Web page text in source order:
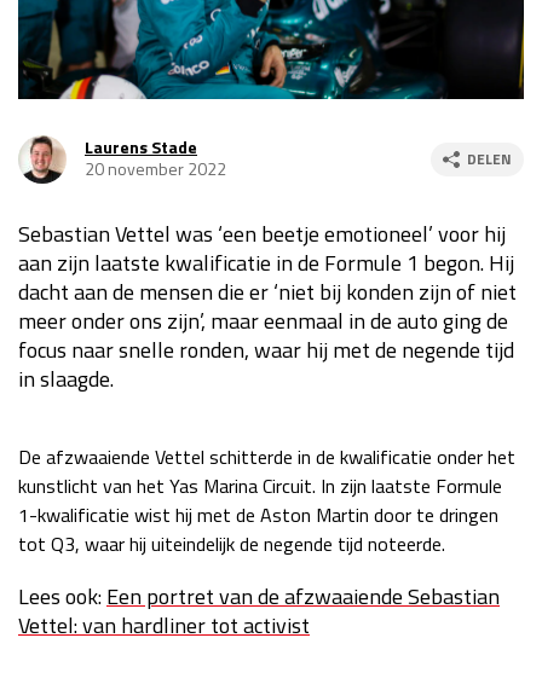
Race
za 13:00 - 15:00
Kwalificatie
za 23:00 - 00:00
Race
zo 21:00 - 23:00
Kwalificatie
za 22:00 - 23:00
Kwalificatie
za 19:00 - 20:00
Race
zo 18:00 - 20:00
LAS VEGAS GRAND PRIX 2026 20 - 22 nov
Kwalificatie
GP ABU DHABI 2026 04 - 06 dec
Laurens Stade
20 november 2022
DELEN
Sebastian Vettel was ‘een beetje emotioneel’ voor hij
aan zijn laatste kwalificatie in de Formule 1 begon. Hij
dacht aan de mensen die er ‘niet bij konden zijn of niet
meer onder ons zijn’, maar eenmaal in de auto ging de
focus naar snelle ronden, waar hij met de negende tijd
in slaagde.
De afzwaaiende Vettel schitterde in de kwalificatie onder het
kunstlicht van het Yas Marina Circuit. In zijn laatste Formule
1-kwalificatie wist hij met de Aston Martin door te dringen
tot Q3, waar hij uiteindelijk de negende tijd noteerde.
Lees ook:Een portret van de afzwaaiende Sebastian
Vettel: van hardliner tot activist